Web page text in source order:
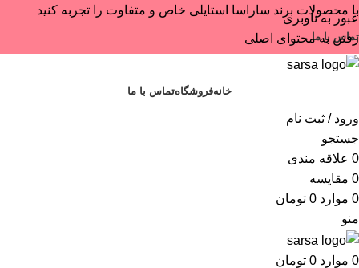
عبور به ناوبری
رفتن به محتوای اصلی
با محصولات برند ساراسا استایلی خاص و متفاوت را تجربه کنید
تماس با ما
خانهفروشگاهتماس با ما
ورود / ثبت نام
جستجو
0 علاقه مندی
0 مقایسه
0 موارد 0 تومان
منو
0 موارد 0 تومان